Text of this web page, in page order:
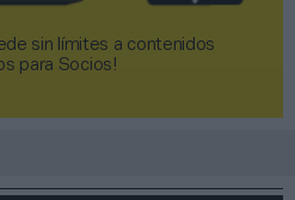
sin límites a contenidos
para Socios!​​​​​​​